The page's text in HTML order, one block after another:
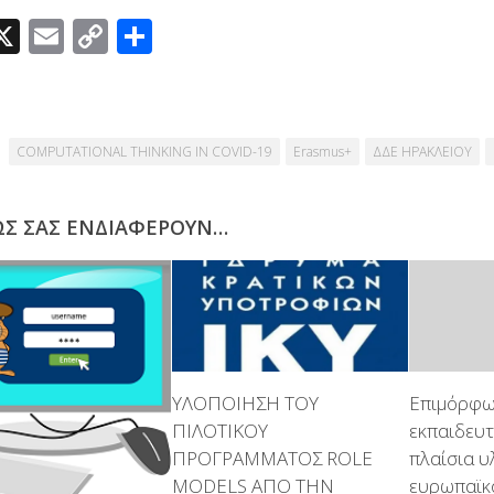
X Email
Copy
COMPUTATIONAL THINKING IN COVID-19 Erasmus+ ΔΔΕ ΗΡΑΚΛΕΙΟΥ
ΣΑΣ ΕΝΔΙΑΦΈΡΟΥΝ…
ΥΛΟΠΟΙΗΣΗ ΤΟΥ
ΠΙΛΟΤΙΚΟΥ
ΠΡΟΓΡΑΜΜΑΤΟΣ ROLE
MODELS­ ΑΠΟ ΤΗΝ
πλαίσια